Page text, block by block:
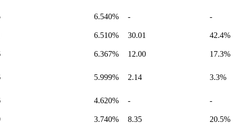
6.540% - -
6.510% 30.01 42.4%
6.367% 12.00 17.3%
5.999% 2.14 3.3%
4.620% - -
3.740% 8.35 20.5%